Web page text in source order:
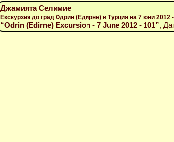
Джамията Селимие
Екскурзия до град Одрин (Едирне) в Турция на 7 юни
“Odrin (Edirne) Excursion - 7 June 2012 - 101”,